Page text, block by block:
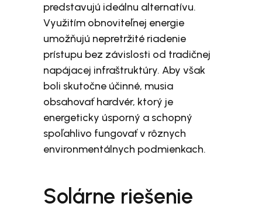
predstavujú ideálnu alternatívu.
Využitím obnoviteľnej energie
umožňujú nepretržité riadenie
prístupu bez závislosti od tradičnej
napájacej infraštruktúry. Aby však
boli skutočne účinné, musia
obsahovať hardvér, ktorý je
energeticky úsporný a schopný
spoľahlivo fungovať v rôznych
environmentálnych podmienkach.
Solárne riešenie